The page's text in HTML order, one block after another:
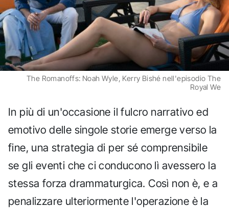
The Romanoffs: Noah Wyle, Kerry Bishé nell'episodio The
Royal We
In più di un'occasione il fulcro narrativo ed
emotivo delle singole storie emerge verso la
fine, una strategia di per sé comprensibile
se gli eventi che ci conducono lì avessero la
stessa forza drammaturgica. Così non è, e a
penalizzare ulteriormente l'operazione è la